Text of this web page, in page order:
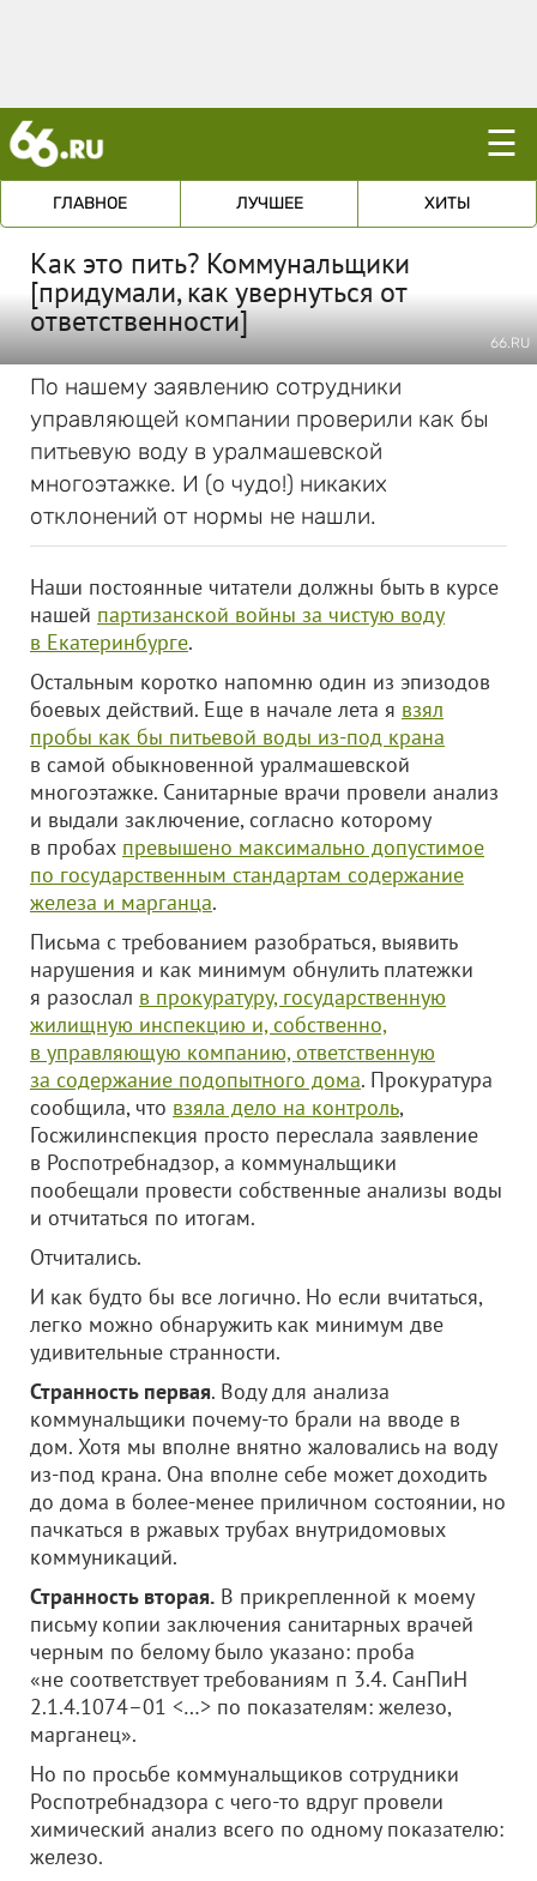
☰
ГЛАВНОЕ ЛУЧШЕЕ ХИТЫ
Как это пить? Коммунальщики
[придумали, как увернуться от
ответственности]
66.RU
По нашему заявлению сотрудники
управляющей компании проверили как бы
питьевую воду в уралмашевской
многоэтажке. И (о чудо!) никаких
отклонений от нормы не нашли.
Наши постоянные читатели должны быть в курсе
нашей партизанской войны за чистую воду
в Екатеринбурге.
Остальным коротко напомню один из эпизодов
боевых действий. Еще в начале лета я взял
пробы как бы питьевой воды из-под крана
в самой обыкновенной уралмашевской
многоэтажке. Санитарные врачи провели анализ
и выдали заключение, согласно которому
в пробах превышено максимально допустимое
по государственным стандартам содержание
железа и марганца.
Письма с требованием разобраться, выявить
нарушения и как минимум обнулить платежки
я разослал в прокуратуру, государственную
жилищную инспекцию и, собственно,
в управляющую компанию, ответственную
за содержание подопытного дома. Прокуратура
сообщила, что взяла дело на контроль,
Госжилинспекция просто переслала заявление
в Роспотребнадзор, а коммунальщики
пообещали провести собственные анализы воды
и отчитаться по итогам.
Отчитались.
И как будто бы все логично. Но если вчитаться,
легко можно обнаружить как минимум две
удивительные странности.
Странность первая. Воду для анализа
коммунальщики почему-то брали на вводе в
дом. Хотя мы вполне внятно жаловались на воду
из-под крана. Она вполне себе может доходить
до дома в более-менее приличном состоянии, но
пачкаться в ржавых трубах внутридомовых
коммуникаций.
Странность вторая. В прикрепленной к моему
письму копии заключения санитарных врачей
черным по белому было указано: проба
«не соответствует требованиям п 3.4. СанПиН
2.1.4.1074–01 <…> по показателям: железо,
марганец».
Но по просьбе коммунальщиков сотрудники
Роспотребнадзора с чего-то вдруг провели
химический анализ всего по одному показателю:
железо.